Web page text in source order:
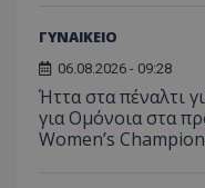
ΓΥΝΑΙΚΕΙΟ
06.08.2026 - 09:28
Ήττα στα πέναλτι
για Ομόνοια στα
Women’s